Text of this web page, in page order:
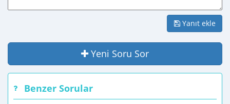
Yanıt ekle
Yeni Soru Sor
Benzer Sorular